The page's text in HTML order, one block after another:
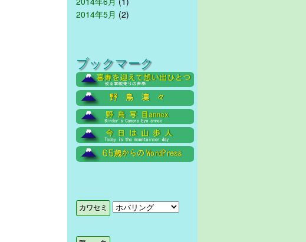
2014年5月 (2)
ブックマーク